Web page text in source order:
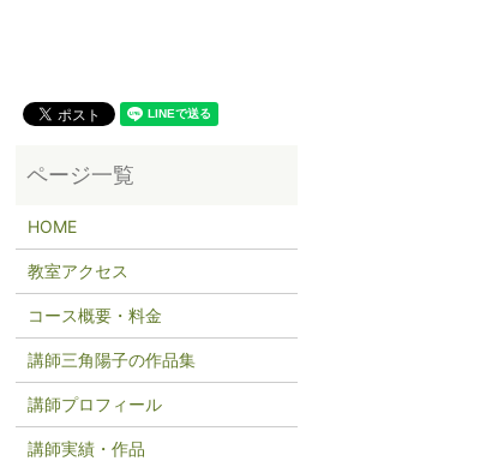
HOME
教室アクセス
コース概要・料金
講師三角陽子の作品集
講師プロフィール
講師実績・作品